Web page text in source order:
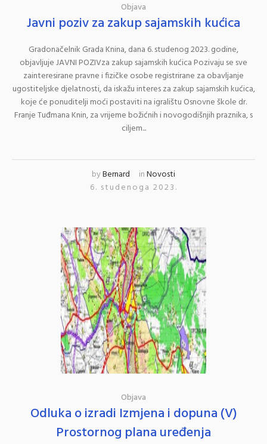
Objava
Javni poziv za zakup sajamskih kućica
Gradonačelnik Grada Knina, dana 6. studenog 2023. godine,
objavljuje JAVNI POZIVza zakup sajamskih kućica Pozivaju se sve
zainteresirane pravne i fizičke osobe registrirane za obavljanje
ugostiteljske djelatnosti, da iskažu interes za zakup sajamskih kućica,
koje će ponuditelji moći postaviti na igralištu Osnovne škole dr.
Franje Tuđmana Knin, za vrijeme božićnih i novogodišnjih praznika, s
ciljem...
byBernard inNovosti
6. studenoga 2023.
Objava
Odluka o izradi Izmjena i dopuna (V)
Prostornog plana uređenja